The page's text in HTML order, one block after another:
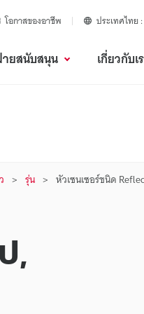
โอกาสของอาชีพ ประเทศไทย
ยสนับสนุน เกี่ยวกับเ
รุ่น หัวเซนเซอร์ชนิด
,